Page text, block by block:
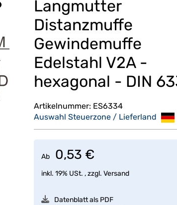
Langmutter
Distanzmuffe
Gewindemuffe
Edelstahl V2A -
hexagonal - DIN
Artikelnummer: ES6334
Auswahl Steuerzone / Lieferland
Ab 0,53 €
inkl. 19% USt. , zzgl. Versand
Datenblatt als PDF